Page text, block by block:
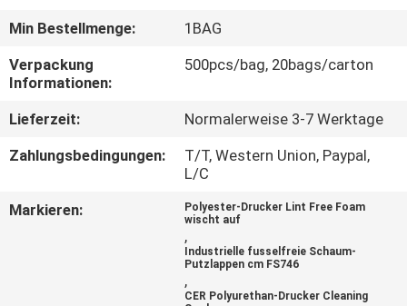
QUALITÄTSKONTROLLE
TRETEN
SIE
MIT
IN
Min Bestellmenge:
1BAG
Verpackung
Informationen:
500pcs/bag, 20bags/carton
Lieferzeit:
Normalerweise 3-7 Werktage
Zahlungsbedingungen:
T/T, Western Union, Paypal,
L/C
Markieren:
Polyester-Drucker Lint Free Foam
wischt auf
,
Industrielle fusselfreie Schaum-
Putzlappen cm FS746
,
CER Polyurethan-Drucker Cleaning